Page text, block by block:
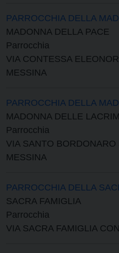
PARROCCHIA DELLA
MADONNA DELLA PACE
Parrocchia
VIA CONTESSA
MESSINA
PARROCCHIA DELLA
MADONNA DELLE
Parrocchia
VIA SANTO
MESSINA
PARROCCHIA DELLA
SACRA FAMIGLIA
Parrocchia
VIA SACRA FAMIGLIA